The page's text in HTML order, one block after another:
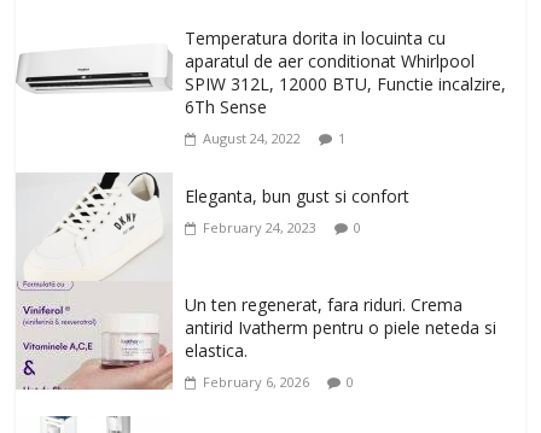
Temperatura dorita in locuinta cu
aparatul de aer conditionat Whirlpool
SPIW 312L, 12000 BTU, Functie incalzire,
6Th Sense
August 24, 2022 1
Eleganta, bun gust si confort
February 24, 2023 0
Un ten regenerat, fara riduri. Crema
antirid Ivatherm pentru o piele neteda si
elastica.
February 6, 2026 0